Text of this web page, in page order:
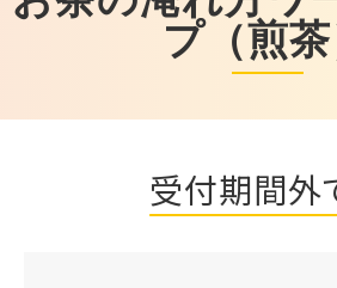
プ（煎茶
受付期間外